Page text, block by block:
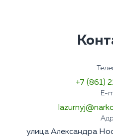
+7 (861)
E-
улица Александра